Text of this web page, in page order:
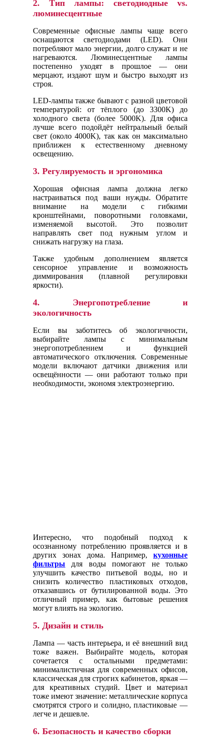
2. Тип лампы: светодиодные vs.
люминесцентные
Современные офисные лампы чаще всего
оснащаются светодиодами (LED). Они
потребляют мало энергии, долго служат и не
нагреваются. Люминесцентные лампы
постепенно уходят в прошлое — они
мерцают, издают шум и быстро выходят из
строя.
LED-лампы также бывают с разной цветовой
температурой: от тёплого (до 3300K) до
холодного света (более 5000K). Для офиса
лучше всего подойдёт нейтральный белый
свет (около 4000K), так как он максимально
приближен к естественному дневному
освещению.
3. Регулируемость и эргономика
Хорошая офисная лампа должна легко
настраиваться под ваши нужды. Обратите
внимание на модели с гибкими
кронштейнами, поворотными головками,
изменяемой высотой. Это позволит
направлять свет под нужным углом и
снижать нагрузку на глаза.
Также удобным дополнением является
сенсорное управление и возможность
диммирования (плавной регулировки
яркости).
4. Энергопотребление и
экологичность
Если вы заботитесь об экологичности,
выбирайте лампы с минимальным
энергопотреблением и функцией
автоматического отключения. Современные
модели включают датчики движения или
освещённости — они работают только при
необходимости, экономя электроэнергию.
Интересно, что подобный подход к
осознанному потреблению проявляется и в
других зонах дома. Например, кухонные
фильтры для воды помогают не только
улучшить качество питьевой воды, но и
снизить количество пластиковых отходов,
отказавшись от бутилированной воды. Это
отличный пример, как бытовые решения
могут влиять на экологию.
5. Дизайн и стиль
Лампа — часть интерьера, и её внешний вид
тоже важен. Выбирайте модель, которая
сочетается с остальными предметами:
минималистичная для современных офисов,
классическая для строгих кабинетов, яркая —
для креативных студий. Цвет и материал
тоже имеют значение: металлические корпуса
смотрятся строго и солидно, пластиковые —
легче и дешевле.
6. Безопасность и качество сборки